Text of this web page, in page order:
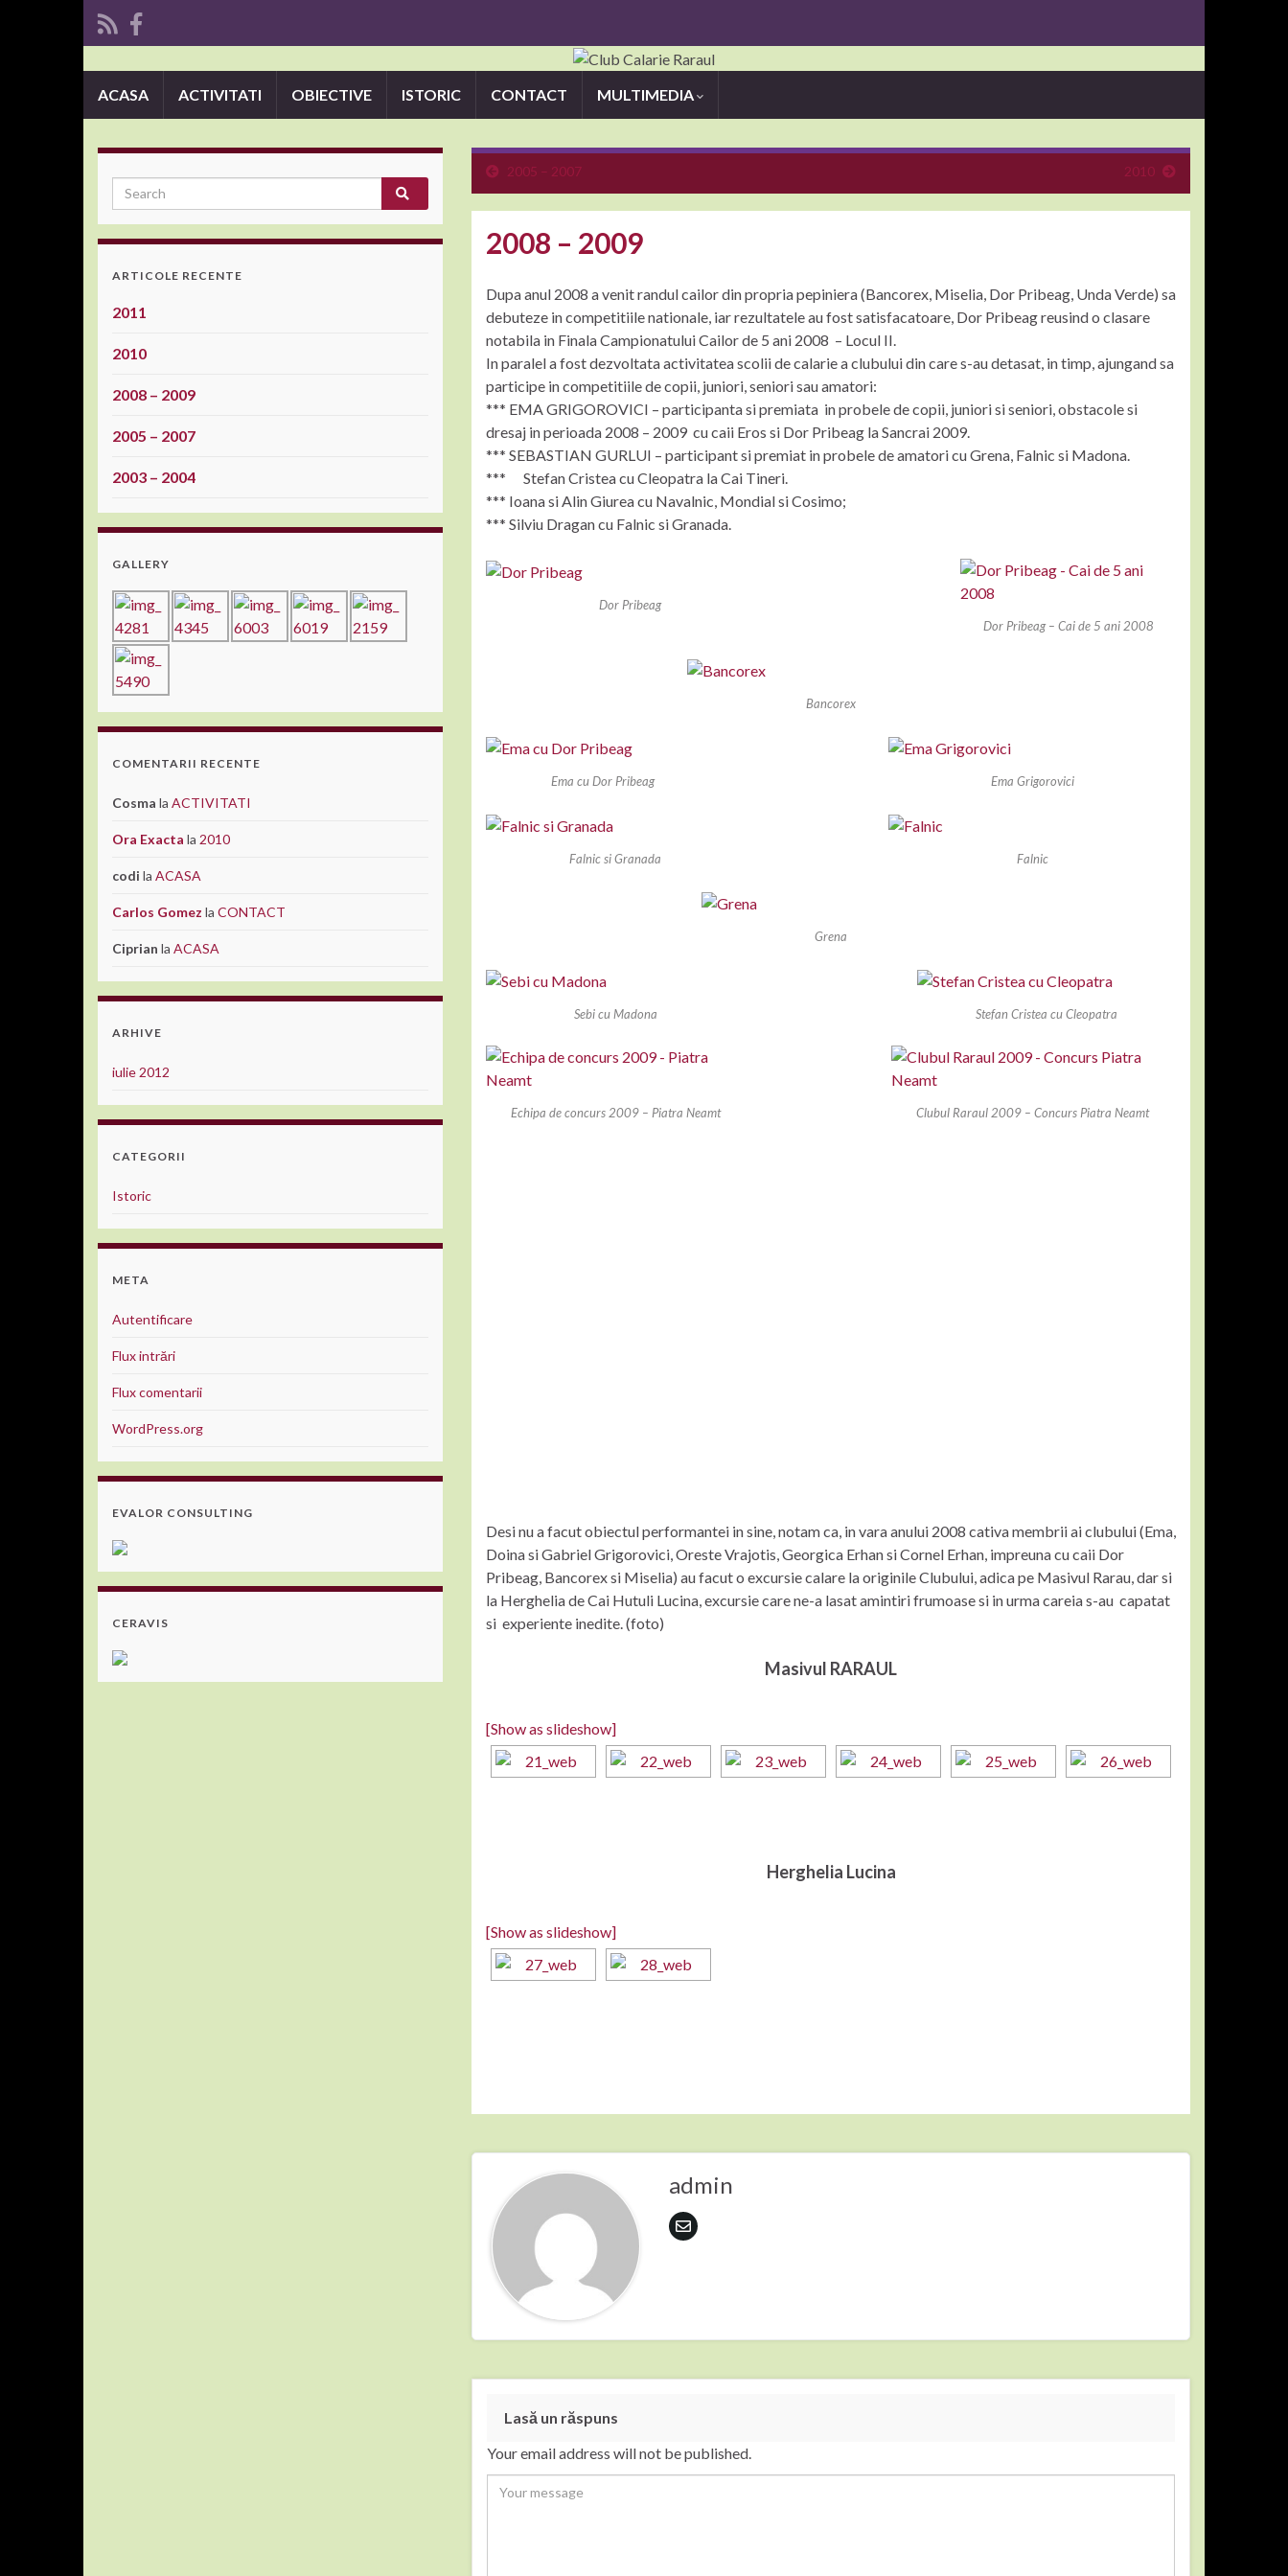
ACASA ACTIVITATI OBIECTIVE ISTORIC CONTACT MULTIMEDIA
2005 – 2007 2010
2008 – 2009
Dupa anul 2008 a venit randul cailor din propria pepiniera (Bancorex, Miselia, Dor Pribeag, Unda Verde) sa
debuteze in competitiile nationale, iar rezultatele au fost satisfacatoare, Dor Pribeag reusind o clasare
notabila in Finala Campionatului Cailor de 5 ani 2008 – Locul II.
In paralel a fost dezvoltata activitatea scolii de calarie a clubului din care s-au detasat, in timp, ajungand sa
participe in competitiile de copii, juniori, seniori sau amatori:
*** EMA GRIGOROVICI – participanta si premiata in probele de copii, juniori si seniori, obstacole si
dresaj in perioada 2008 – 2009 cu caii Eros si Dor Pribeag la Sancrai 2009.
*** SEBASTIAN GURLUI – participant si premiat in probele de amatori cu Grena, Falnic si Madona.
*** Stefan Cristea cu Cleopatra la Cai Tineri.
*** Ioana si Alin Giurea cu Navalnic, Mondial si Cosimo;
*** Silviu Dragan cu Falnic si Granada.
Dor Pribeag
Dor Pribeag – Cai de 5 ani 2008
Bancorex
Ema cu Dor Pribeag Ema Grigorovici
Falnic si Granada Falnic
Grena
Sebi cu Madona Stefan Cristea cu Cleopatra
Echipa de concurs 2009 – Piatra Neamt Clubul Raraul 2009 – Concurs Piatra Neamt
Desi nu a facut obiectul performantei in sine, notam ca, in vara anului 2008 cativa membrii ai clubului (Ema,
Doina si Gabriel Grigorovici, Oreste Vrajotis, Georgica Erhan si Cornel Erhan, impreuna cu caii Dor
Pribeag, Bancorex si Miselia) au facut o excursie calare la originile Clubului, adica pe Masivul Rarau, dar si
la Herghelia de Cai Hutuli Lucina, excursie care ne-a lasat amintiri frumoase si in urma careia s-au capatat
si experiente inedite. (foto)
Masivul RARAUL
[Show as slideshow]
Herghelia Lucina
[Show as slideshow]
admin
Lasă un răspuns
Your email address will not be published.
ARTICOLE RECENTE
2011
2010
2008 – 2009
2005 – 2007
2003 – 2004
GALLERY
COMENTARII RECENTE
Cosma la ACTIVITATI
Ora Exacta la 2010
codi la ACASA
Carlos Gomez la CONTACT
Ciprian la ACASA
ARHIVE
iulie 2012
CATEGORII
Istoric
META
Autentificare
Flux intrări
Flux comentarii
WordPress.org
EVALOR CONSULTING
CERAVIS